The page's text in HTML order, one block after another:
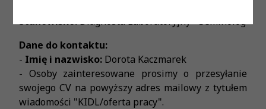
Stanowisko:Diagnosta Laboratoryjny - Seminolog
Dane do kontaktu:
- Imię i nazwisko: Dorota Kaczmarek
- Osoby zainteresowane prosimy o przesyłanie
swojego CV na powyższy adres mailowy z tytułem
wiadomości "KIDL/oferta pracy".